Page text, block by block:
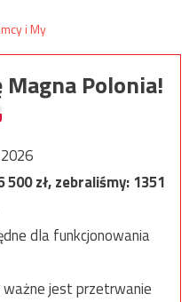
Polonia!
500zł, zebraliśmy:1351
dla funkcjonowania
jest przetrwanie